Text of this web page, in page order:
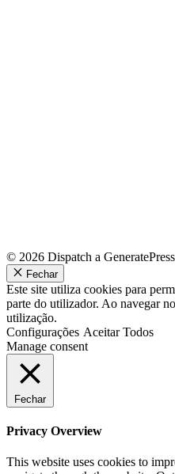
© 2026 Dispatch a
Fechar
Este site utiliza cookies para
parte do utilizador. Ao navegar
utilização.
Configurações Aceitar Todos
Manage consent
Fechar
Privacy Overview
This website uses cookies to